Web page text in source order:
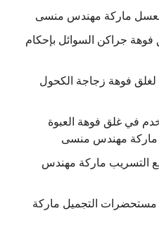
ماركة مهندس منسى
جراكن السوائل بإحكام
فوهة زجاجة الكحول
في غلق فوهة العبوة
ماركة مهندس منسى
التسريب ماركة مهندس
التجميل ماركة